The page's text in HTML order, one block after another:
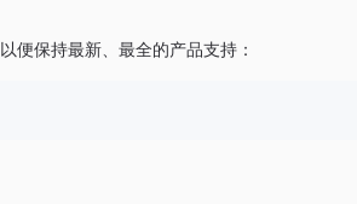
便保持最新、最全的产品支持：